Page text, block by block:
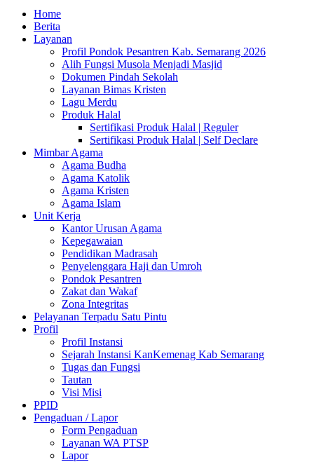
Home
Berita
Layanan
Profil Pondok Pesantren Kab. Semarang 2026
Alih Fungsi Musola Menjadi Masjid
Dokumen Pindah Sekolah
Layanan Bimas Kristen
Lagu Merdu
Produk Halal
Sertifikasi Produk Halal | Reguler
Sertifikasi Produk Halal | Self Declare
Mimbar Agama
Agama Budha
Agama Katolik
Agama Kristen
Agama Islam
Unit Kerja
Kantor Urusan Agama
Kepegawaian
Pendidikan Madrasah
Penyelenggara Haji dan Umroh
Pondok Pesantren
Zakat dan Wakaf
Zona Integritas
Pelayanan Terpadu Satu Pintu
Profil
Profil Instansi
Sejarah Instansi KanKemenag Kab Semarang
Tugas dan Fungsi
Tautan
Visi Misi
PPID
Pengaduan / Lapor
Form Pengaduan
Layanan WA PTSP
Lapor